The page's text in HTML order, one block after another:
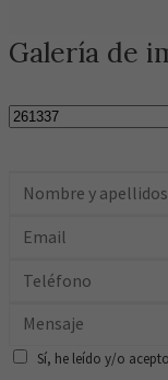
Galería de
Sí, he leído y/o